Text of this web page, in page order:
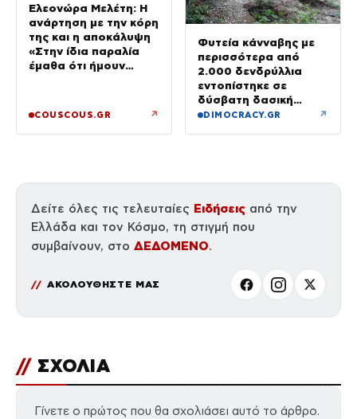
Ελεονώρα Μελέτη: Η
ανάρτηση με την κόρη
της και η αποκάλυψη
«Στην ίδια παραλία
έμαθα ότι ήμουν
COUSCOUS.GR ↗
Φυτεία κάνναβης με
περισσότερα από
2.000 δενδρύλλια
εντοπίστηκε σε
δύσβατη δασική
περιοχή στη Φθιώτιδα
DIMOCRACY.GR ↗
Δείτε όλες τις τελευταίες Ειδήσεις από την
Ελλάδα και τον Κόσμο, τη στιγμή που
συμβαίνουν, στο ΔΕΔΟΜΕΝΟ.
ΑΚΟΛΟΥΘΗΣΤΕ ΜΑΣ
// ΣΧΟΛΙΑ
Γίνετε ο πρώτος που θα σχολιάσει αυτό το άρθρο.